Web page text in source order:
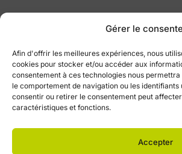
Gérer le
Afin d'offrir les meilleures expériences, nous
cookies pour stocker et/ou accéder aux
consentement à ces technologies nous
le comportement de navigation ou les identifiants
consentir ou retirer le consentement peut
caractéristiques et fonctions.
Accepter